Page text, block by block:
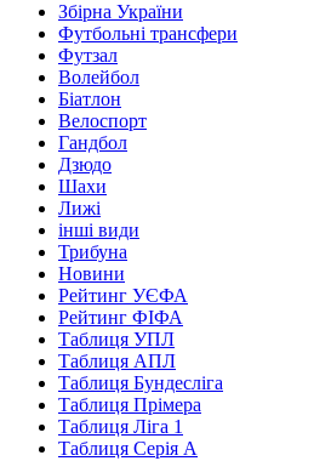
Збірна України
Футбольні трансфери
Футзал
Волейбол
Біатлон
Велоспорт
Гандбол
Дзюдо
Шахи
Лижі
інші види
Трибуна
Новини
Рейтинг УЄФА
Рейтинг ФІФА
Таблиця УПЛ
Таблиця АПЛ
Таблиця Бундесліга
Таблиця Прімера
Таблиця Ліга 1
Таблиця Серія А